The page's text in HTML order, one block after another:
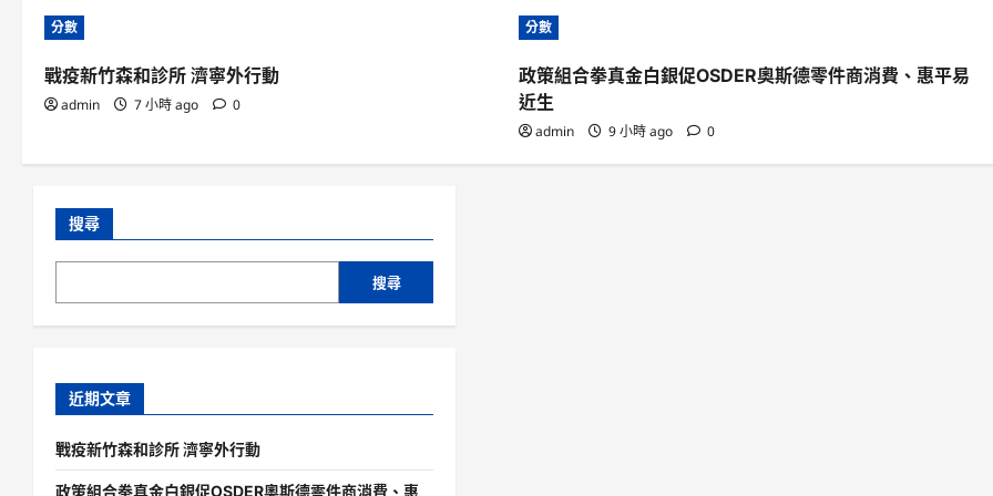
分數
戰疫新竹森和診所 濟寧外行動
admin 7 小時 ago 0
分數
政策組合拳真金白銀促OSDER奧斯德零件商消費、惠平易
近生
admin 9 小時 ago 0
搜尋
搜尋
近期文章
戰疫新竹森和診所 濟寧外行動
政策組合拳真金白銀促OSDER奧斯德零件商消費、惠